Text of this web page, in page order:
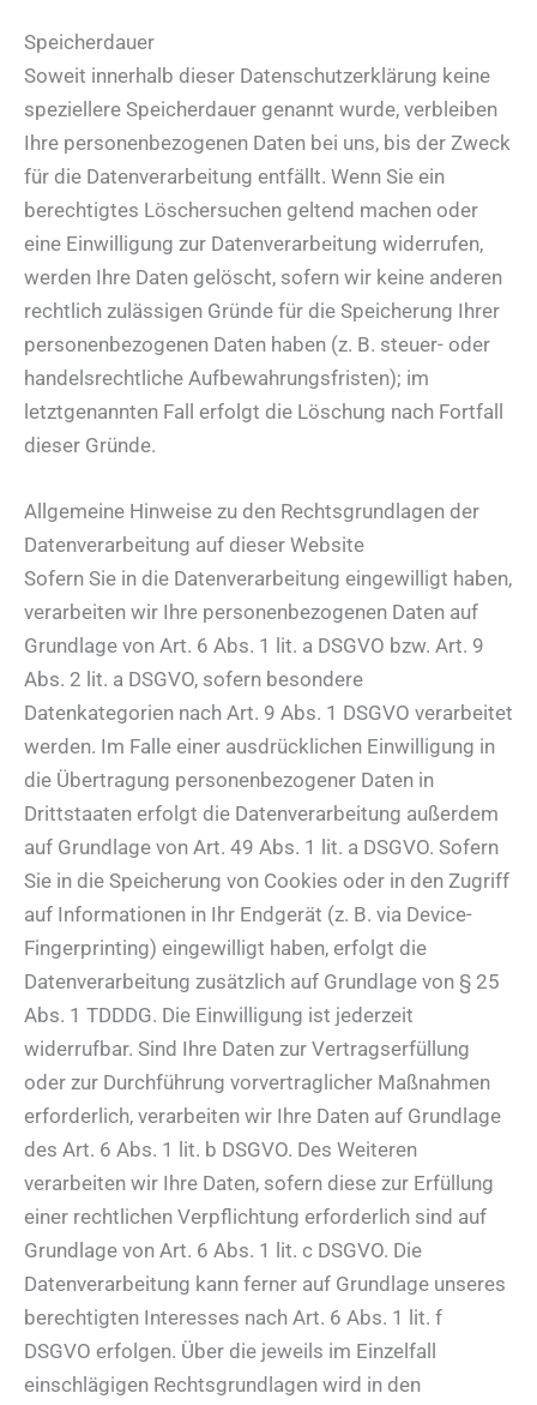
Speicherdauer
Soweit innerhalb dieser Datenschutzerklärung keine
speziellere Speicherdauer genannt wurde, verbleiben
Ihre personenbezogenen Daten bei uns, bis der Zweck
für die Datenverarbeitung entfällt. Wenn Sie ein
berechtigtes Löschersuchen geltend machen oder
eine Einwilligung zur Datenverarbeitung widerrufen,
werden Ihre Daten gelöscht, sofern wir keine anderen
rechtlich zulässigen Gründe für die Speicherung Ihrer
personenbezogenen Daten haben (z. B. steuer- oder
handelsrechtliche Aufbewahrungsfristen); im
letztgenannten Fall erfolgt die Löschung nach Fortfall
dieser Gründe.
Allgemeine Hinweise zu den Rechtsgrundlagen der
Datenverarbeitung auf dieser Website
Sofern Sie in die Datenverarbeitung eingewilligt haben,
verarbeiten wir Ihre personenbezogenen Daten auf
Grundlage von Art. 6 Abs. 1 lit. a DSGVO bzw. Art. 9
Abs. 2 lit. a DSGVO, sofern besondere
Datenkategorien nach Art. 9 Abs. 1 DSGVO verarbeitet
werden. Im Falle einer ausdrücklichen Einwilligung in
die Übertragung personenbezogener Daten in
Drittstaaten erfolgt die Datenverarbeitung außerdem
auf Grundlage von Art. 49 Abs. 1 lit. a DSGVO. Sofern
Sie in die Speicherung von Cookies oder in den Zugriff
auf Informationen in Ihr Endgerät (z. B. via Device-
Fingerprinting) eingewilligt haben, erfolgt die
Datenverarbeitung zusätzlich auf Grundlage von § 25
Abs. 1 TDDDG. Die Einwilligung ist jederzeit
widerrufbar. Sind Ihre Daten zur Vertragserfüllung
oder zur Durchführung vorvertraglicher Maßnahmen
erforderlich, verarbeiten wir Ihre Daten auf Grundlage
des Art. 6 Abs. 1 lit. b DSGVO. Des Weiteren
verarbeiten wir Ihre Daten, sofern diese zur Erfüllung
einer rechtlichen Verpflichtung erforderlich sind auf
Grundlage von Art. 6 Abs. 1 lit. c DSGVO. Die
Datenverarbeitung kann ferner auf Grundlage unseres
berechtigten Interesses nach Art. 6 Abs. 1 lit. f
DSGVO erfolgen. Über die jeweils im Einzelfall
einschlägigen Rechtsgrundlagen wird in den